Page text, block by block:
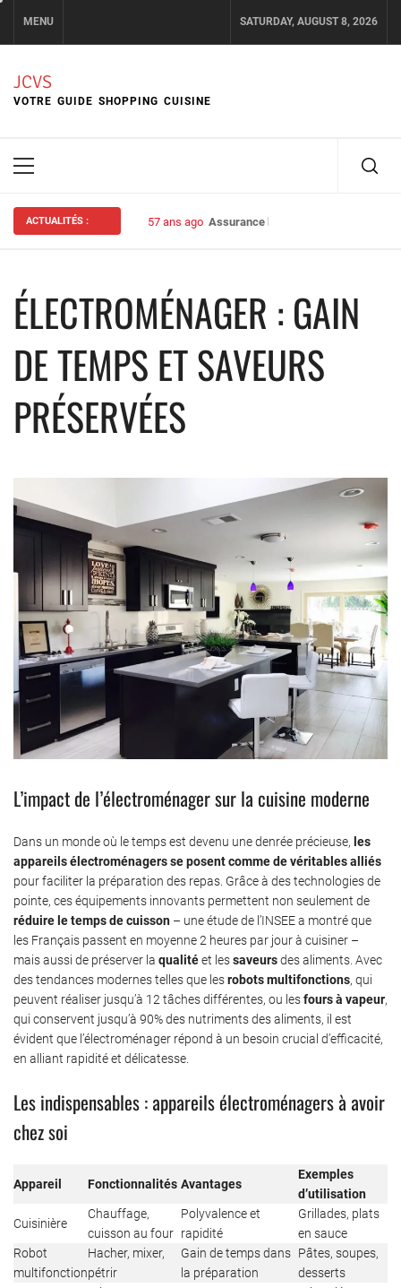
content
MENU SATURDAY, AUGUST 8, 2026
JCVS
VOTRE GUIDE SHOPPING CUISINE
Primary
ACTUALITÉS : 57 ans ago Assurance habitation : bien choisir
ÉLECTROMÉNAGER : GAIN
DE TEMPS ET SAVEURS
PRÉSERVÉES
L’impact de l’électroménager sur la cuisine moderne
Dans un monde où le temps est devenu une denrée précieuse, les
appareils électroménagers se posent comme de véritables alliés
pour faciliter la préparation des repas. Grâce à des technologies de
pointe, ces équipements innovants permettent non seulement de
réduire le temps de cuisson – une étude de l’INSEE a montré que
les Français passent en moyenne 2 heures par jour à cuisiner –
mais aussi de préserver la qualitéet lessaveursdes aliments. Avec
des tendances modernes telles que lesrobots multifonctions, qui
peuvent réaliser jusqu’à 12 tâches différentes, ou lesfours à vapeur,
qui conservent jusqu’à 90% des nutriments des aliments, il est
évident que l’électroménager répond à un besoin crucial d’efficacité,
en alliant rapidité et délicatesse.
Les indispensables : appareils électroménagers à avoir
chez soi
Appareil Fonctionnalités Avantages
Exemples
d’utilisation
Cuisinière
Chauffage,
cuisson au four
Polyvalence et
rapidité
Grillades, plats
en sauce
Robot
multifonction
Hacher, mixer,
pétrir
Gain de temps dans
la préparation
Pâtes, soupes,
desserts